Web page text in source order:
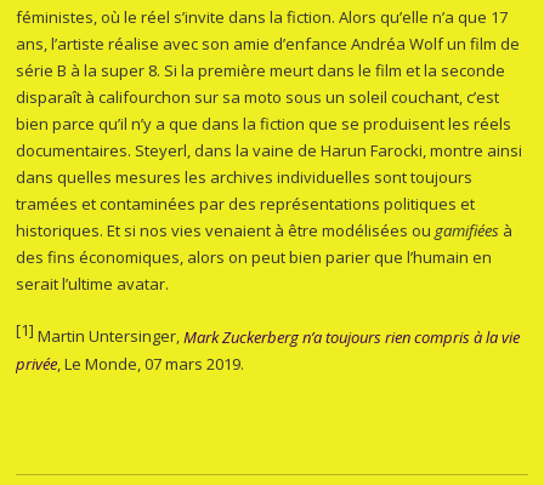
féministes, où le réel s’invite dans la fiction. Alors qu’elle n’a que 17
ans, l’artiste réalise avec son amie d’enfance Andréa Wolf un film de
série B à la super 8. Si la première meurt dans le film et la seconde
disparaît à califourchon sur sa moto sous un soleil couchant, c’est
bien parce qu’il n’y a que dans la fiction que se produisent les réels
documentaires. Steyerl, dans la vaine de Harun Farocki, montre ainsi
dans quelles mesures les archives individuelles sont toujours
tramées et contaminées par des représentations politiques et
historiques. Et si nos vies venaient à être modélisées ougamifiées à
des fins économiques, alors on peut bien parier que l’humain en
serait l’ultime avatar.
[1] Martin Untersinger,Mark Zuckerberg n’a toujours rien compris à la vie
privée, Le Monde, 07 mars 2019.